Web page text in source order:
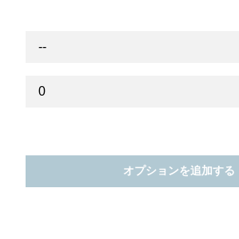
オプションを追加する